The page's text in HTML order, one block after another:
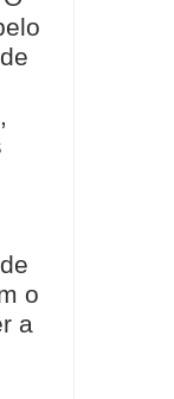
o
a